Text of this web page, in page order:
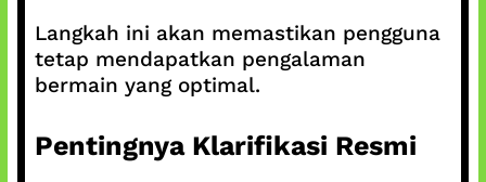
Langkah ini akan memastikan pengguna
tetap mendapatkan pengalaman
bermain yang optimal.
Pentingnya Klarifikasi Resmi